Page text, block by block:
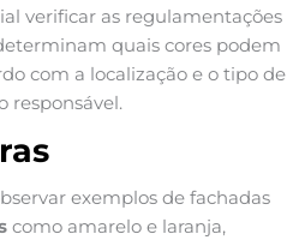
verificar as regulamentações
quais cores podem
com a localização e o tipo de
responsável.
exemplos de fachadas
como amarelo e laranja,